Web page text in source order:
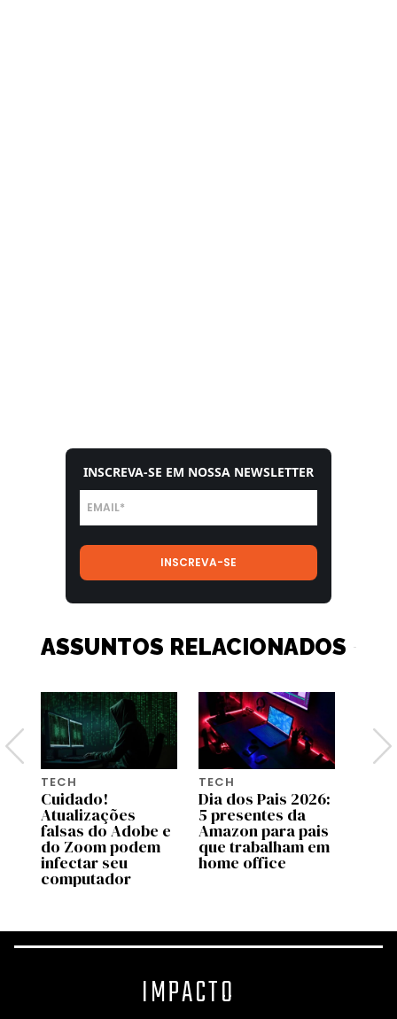
INSCREVA-SE EM NOSSA NEWSLETTER
ASSUNTOS RELACIONADOS
TECH
Cuidado!
Atualizações
falsas do Adobe e
do Zoom podem
infectar seu
computador
TECH
Dia dos Pais 2026:
5 presentes da
Amazon para pais
que trabalham em
home office
IMPACTO